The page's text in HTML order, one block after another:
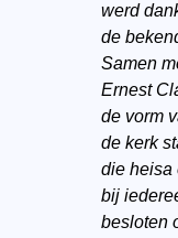
werd
de
Samen
Ernest
de vorm
de kerk
die heisa
bij
besloten